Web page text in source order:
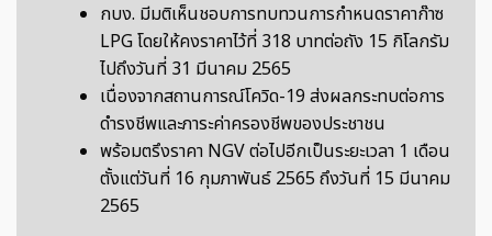
กบง. มีมติเห็นชอบการทบทวนการกำหนดราคาก๊าซ
LPG โดยให้คงราคาไว้ที่ 318 บาทต่อถัง 15 กิโลกรัม
ไปถึงวันที่ 31 มีนาคม 2565
เนื่องจากสถานการณ์โควิด-19 ส่งผลกระทบต่อการ
ดำรงชีพและภาระค่าครองชีพของประชาชน
พร้อมตรึงราคา NGV ต่อไปอีกเป็นระยะเวลา 1 เดือน
ตั้งแต่วันที่ 16 กุมภาพันธ์ 2565 ถึงวันที่ 15 มีนาคม
2565